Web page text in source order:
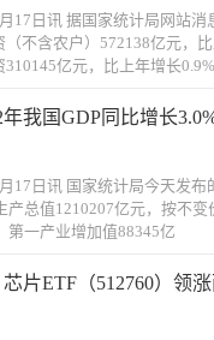
日讯 据国家统计局网站消
不含农户）572138亿元，
亿元，比上年增长0.9%
我国GDP同比增长
日讯 国家统计局今天发布
产总值1210207亿元，按不
一产业增加值88345亿
片ETF（512760）领